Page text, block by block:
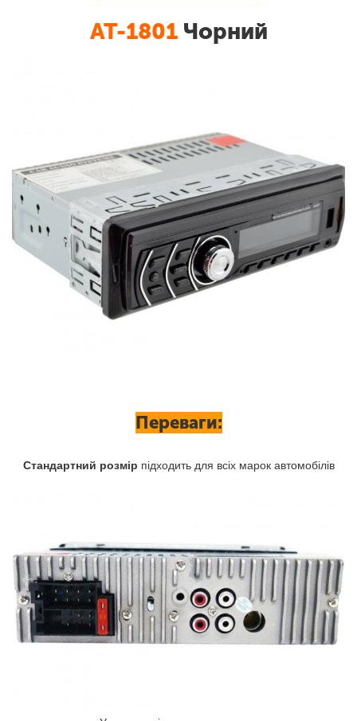
AT-1801Чорний
Переваги:
Стандартний розмір підходить для всіх марок автомобілів